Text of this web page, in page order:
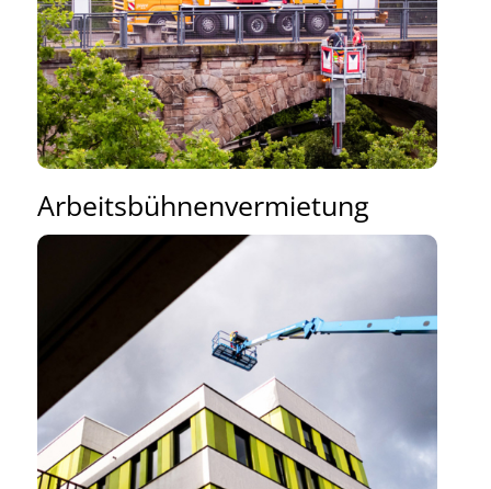
Arbeitsbühnenvermietung